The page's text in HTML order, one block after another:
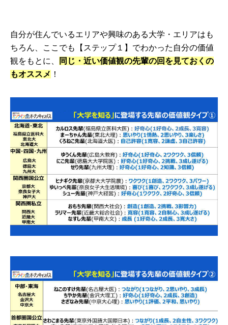
自分が住んでいるエリアや興味のある大学・エリアはも
ちろん、ここでも【ステップ１】でわかった自分の価値
観をもとに、
同じ・近い価値観の先輩の回を見ておくの
もオススメ ！